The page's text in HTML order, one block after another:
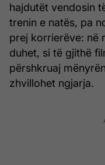
hajdutët vendosin
trenin e natës, pa
prej korrierëve: në
duhet, si të gjithë
përshkruaj
zhvillohet ngjarja.